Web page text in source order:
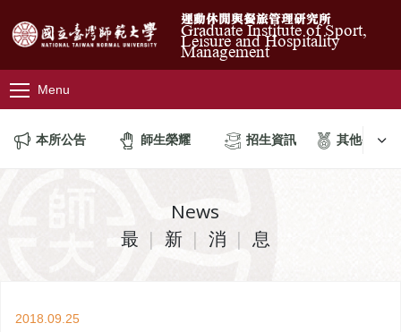
運動休閒與餐旅管理研究所
Graduate Institute of Sport,
Leisure and Hospitality
Management
Menu
本所公告 師生榮耀 招生資訊 其他公告
News
最 新 消 息
2018.09.25